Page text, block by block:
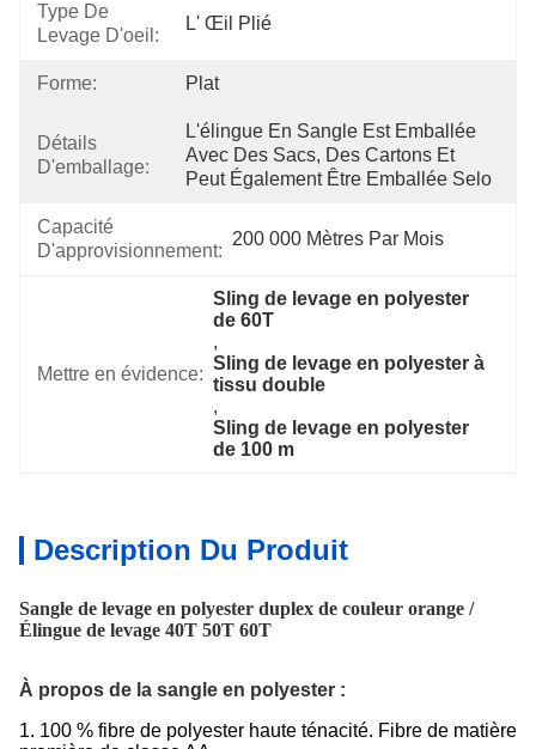
Type De
Levage D'oeil:
L' Œil Plié
Forme: Plat
Détails
D'emballage:
L'élingue En Sangle Est Emballée
Avec Des Sacs, Des Cartons Et
Peut Également Être Emballée Selo
Capacité
D'approvisionnement:
200 000 Mètres Par Mois
Mettre en évidence:
Sling de levage en polyester
de 60T
,
Sling de levage en polyester à
tissu double
,
Sling de levage en polyester
de 100 m
Description Du Produit
Sangle de levage en polyester duplex de couleur orange /
Élingue de levage 40T 50T 60T
À propos de la sangle en polyester :
1. 100 % fibre de polyester haute ténacité. Fibre de matière